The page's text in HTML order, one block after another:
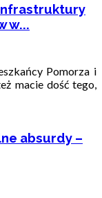
w...
Pomorza i
macie dość tego,
absurdy –